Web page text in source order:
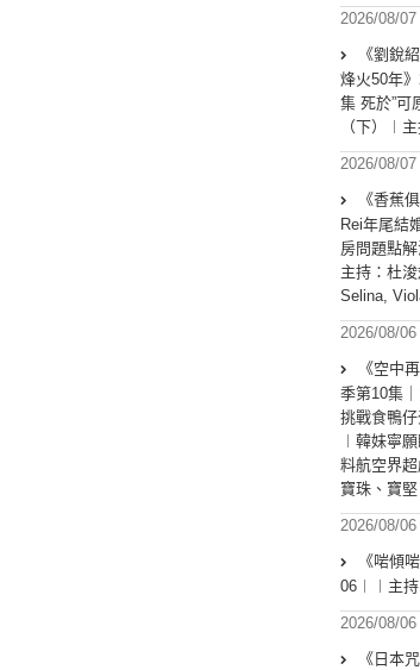
2026/08/07
《劉銳
烽火50年
集 死於”可
（下）︱
2026/08/07
《香蕉
Rei年尾結
房問題點解
主持：杜
Selina,
2026/08/06
《空中
季第10集
挑戰食鴨
︱韓妹寧
料航空界
寶珠、寶
2026/08/06
《啱傾
06︱︱主
2026/08/06
《日本